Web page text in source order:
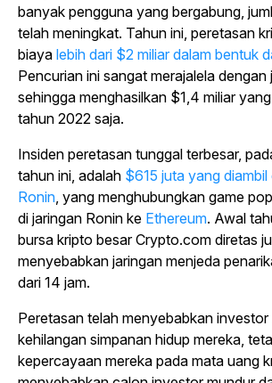
banyak pengguna yang bergabung,
telah meningkat. Tahun ini, peretasan
biaya lebih dari $2 miliar dalam bentuk
Pencurian ini sangat merajalela dengan
sehingga menghasilkan $1,4 miliar
tahun 2022 saja.
Insiden peretasan tunggal terbesar,
tahun ini, adalah $615 juta yang
Ronin, yang menghubungkan game
di jaringan Ronin ke Ethereum. Awal
bursa kripto besar Crypto.com diretas
menyebabkan jaringan menjeda
dari 14 jam.
Peretasan telah menyebabkan
kehilangan simpanan hidup mereka,
kepercayaan mereka pada mata uang